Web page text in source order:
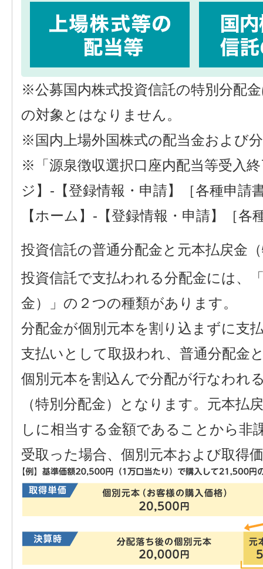
※公募国内株式投資信託の特別分配
の対象とはなりません。
※国内上場外国株式の配当金および
※「源泉徴収選択口座内配当等受入
ジ】-【登録情報・申請】［各種申
【ホーム】-【登録情報・申請】［
投資信託の普通分配金と元本払戻金
投資信託で支払われる分配金には、
金）」の２つの種類があります。
分配金が個別元本を割り込まずに支
支払いとして取扱われ、普通分配金
個別元本を割込んで分配が行なわれ
（特別分配金）となります。元本払
しに相当する金額であることから非
受取った場合、個別元本および取得